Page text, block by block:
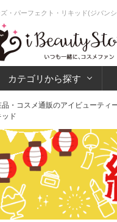
ズ・パーフェクト・リキッド(ジバン
カテゴリから探す
品・コスメ通販のアイビューティ
ッド